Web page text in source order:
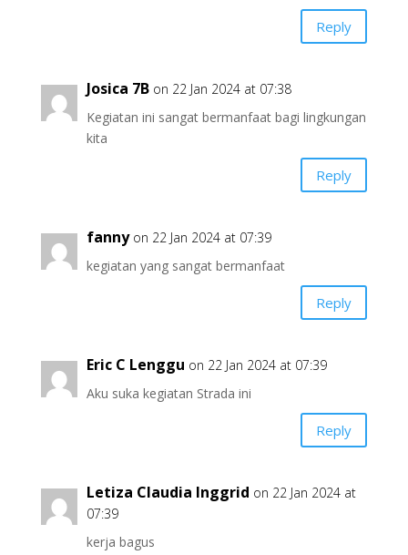
Reply
Josica 7B on 22 Jan 2024 at 07:38
Kegiatan ini sangat bermanfaat bagi lingkungan
kita
Reply
fanny on 22 Jan 2024 at 07:39
kegiatan yang sangat bermanfaat
Reply
Eric C Lenggu on 22 Jan 2024 at 07:39
Aku suka kegiatan Strada ini
Reply
Letiza Claudia Inggrid on 22 Jan 2024 at
07:39
kerja bagus